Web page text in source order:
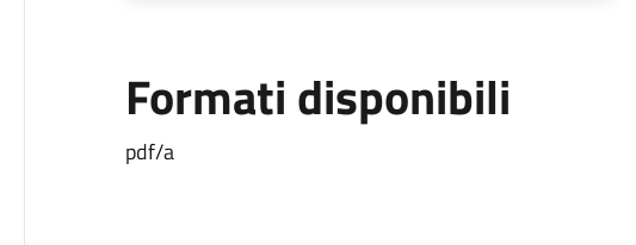
Formati disponibili
pdf/a